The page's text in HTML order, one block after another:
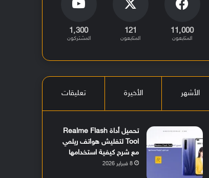
11٬000
المتابعون
121
المتابعون
1٬300
المشتركون
الأشهر الأخيرة تعليقات
تحميل أداة Realme Flash
Tool لتفليش هواتف ريلمي
مع شرح كيفية استخدامها
8 فبراير 2026